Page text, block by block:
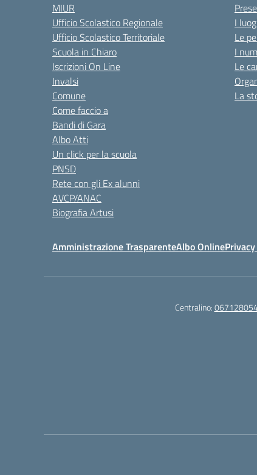
MIUR
Ufficio Scolastico Regionale
Ufficio Scolastico Territoriale
Scuola in Chiaro
Iscrizioni On Line
Invalsi
Comune
Come faccio a
Bandi di Gara
Albo Atti
Un click per la scuola
PNSD
Rete con gli Ex alunni
AVCP/ANAC
Biografia Artusi
I
Le
I
Le
La
Amministrazione TrasparenteAlbo Online
Centralino: